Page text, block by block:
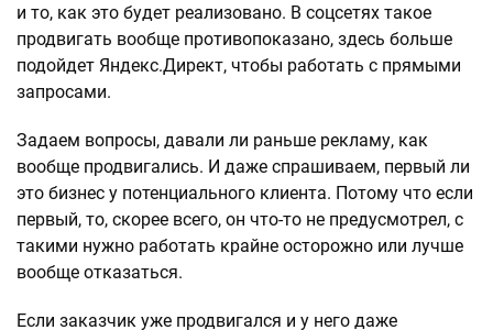
и то, как это будет реализовано. В соцсетях такое
продвигать вообще противопоказано, здесь больше
подойдет Яндекс.Директ, чтобы работать с прямыми
запросами.
Задаем вопросы, давали ли раньше рекламу, как
вообще продвигались. И даже спрашиваем, первый ли
это бизнес у потенциального клиента. Потому что если
первый, то, скорее всего, он что-то не предусмотрел, с
такими нужно работать крайне осторожно или лучше
вообще отказаться.
Если заказчик уже продвигался и у него даже